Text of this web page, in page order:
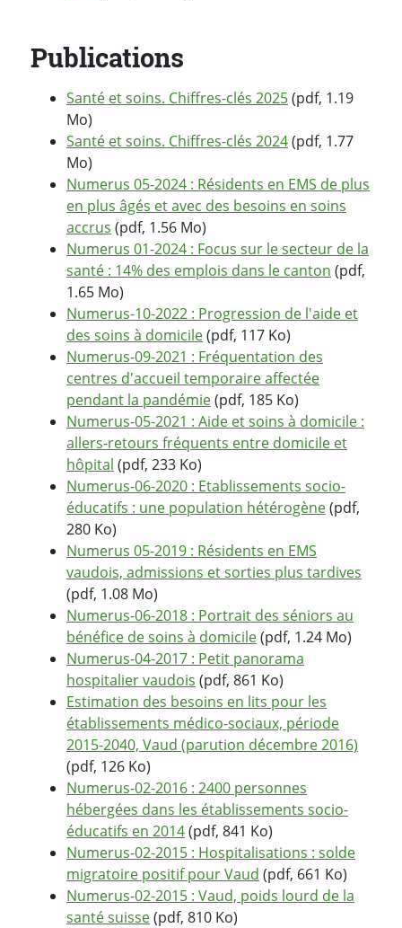
Publications
Santé et soins. Chiffres-clés 2025(pdf, 1.19
Mo)
Santé et soins. Chiffres-clés 2024(pdf, 1.77
Mo)
Numerus 05-2024 : Résidents en EMS de plus
en plus âgés et avec des besoins en soins
accrus (pdf, 1.56 Mo)
Numerus 01-2024 : Focus sur le secteur de la
santé : 14% des emplois dans le canton (pdf,
1.65 Mo)
Numerus-10-2022 : Progression de l'aide et
des soins à domicile(pdf, 117 Ko)
Numerus-09-2021 : Fréquentation des
centres d'accueil temporaire affectée
pendant la pandémie(pdf, 185 Ko)
Numerus-05-2021 : Aide et soins à domicile :
allers-retours fréquents entre domicile et
hôpital (pdf, 233 Ko)
Numerus-06-2020 : Etablissements socio-
éducatifs : une population hétérogène(pdf,
280 Ko)
Numerus 05-2019 : Résidents en EMS
vaudois, admissions et sorties plus tardives
(pdf, 1.08 Mo)
Numerus-06-2018 : Portrait des séniors au
bénéfice de soins à domicile(pdf, 1.24 Mo)
Numerus-04-2017 : Petit panorama
hospitalier vaudois (pdf, 861 Ko)
Estimation des besoins en lits pour les
établissements médico-sociaux, période
2015-2040, Vaud (parution décembre 2016)
(pdf, 126 Ko)
Numerus-02-2016 : 2400 personnes
hébergées dans les établissements socio-
éducatifs en 2014(pdf, 841 Ko)
Numerus-02-2015 : Hospitalisations : solde
migratoire positif pour Vaud (pdf, 661 Ko)
Numerus-02-2015 : Vaud, poids lourd de la
santé suisse(pdf, 810 Ko)